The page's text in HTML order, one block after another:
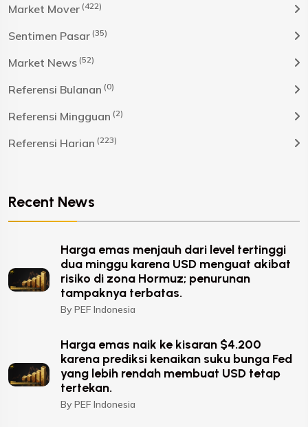
Market Mover (422)
Sentimen Pasar (35)
Market News (52)
Referensi Bulanan (0)
Referensi Mingguan (2)
Referensi Harian (223)
Recent News
Harga emas menjauh dari level tertinggi
dua minggu karena USD menguat akibat
risiko di zona Hormuz; penurunan
tampaknya terbatas.
By PEF Indonesia
Harga emas naik ke kisaran $4.200
karena prediksi kenaikan suku bunga Fed
yang lebih rendah membuat USD tetap
tertekan.
By PEF Indonesia